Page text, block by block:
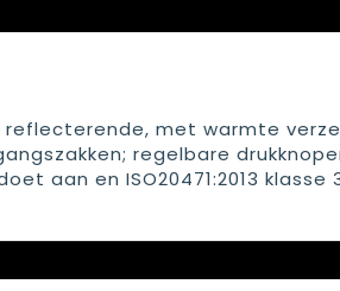
met warmte
regelbare
aan en ISO20471:2013 klasse